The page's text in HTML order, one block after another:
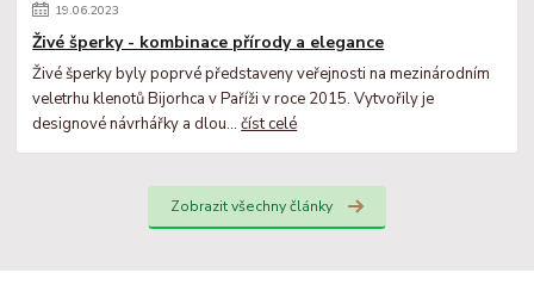
19.06.2023
Živé šperky - kombinace přírody a elegance
Živé šperky byly poprvé představeny veřejnosti na mezinárodním
veletrhu klenotů Bijorhca v Paříži v roce 2015. Vytvořily je
designové návrhářky a dlou...číst celé
Zobrazit všechny články